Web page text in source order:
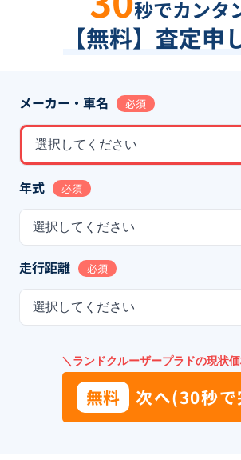
秒でカンタ
【無料】査定申
メーカー・車名 必須
選択してください
年式 必須
選択してください
走行距離 必須
選択してください
＼ランドクルーザープラドの現状
無料 次へ(30秒で